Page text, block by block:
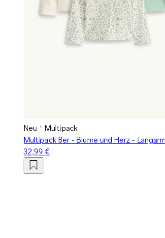
Neu
Multipack
Multipack 8er - Blume und Herz -
32,99 €